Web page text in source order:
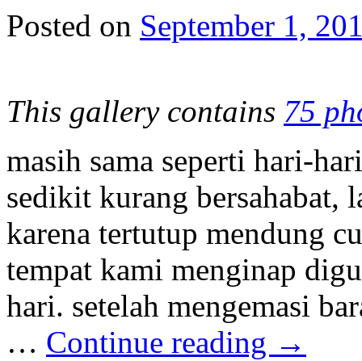
Posted on September 1,
This gallery contains 75
masih sama seperti hari-
sedikit kurang bersahabat,
karena tertutup mendung
tempat kami menginap
hari. setelah mengemasi
… Continue reading →